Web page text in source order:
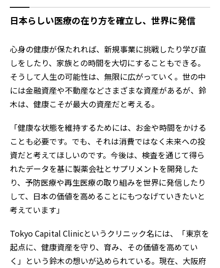
日本らしい医療の在り方を確立し、世界に発信
心身の健康が保たれれば、新規事業に挑戦したり学び直
しをしたり、家族との時間を大切にすることもできる。
そうして人生の可能性は、無限に広がっていく。世の中
には金融資産や不動産などさまざまな資産があるが、鈴
木は、健康こそが最大の資産だと考える。
「健康な状態を維持するためには、お金や時間をかける
ことも必要です。でも、それは消費ではなく未来への投
資だと考えてほしいのです。今後は、検査を通じて得ら
れたデータを基に製薬会社とサプリメントを開発した
り、予防医療や再生医療の取り組みを世界に発信したり
して、日本の価値を高めることにもつなげていきたいと
考えています」
Tokyo Capital Clinicというクリニック名には、「東京を
起点に、健康資産を守り、育み、その価値を高めてい
く」という鈴木の想いが込められている。現在、大阪府